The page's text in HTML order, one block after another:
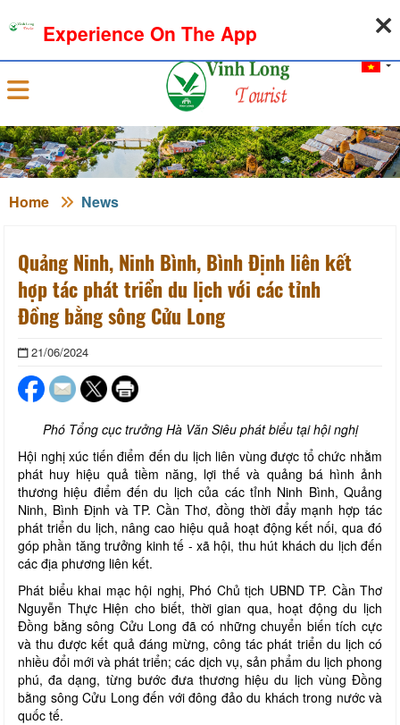
Sign in
Home News
Quảng Ninh, Ninh Bình, Bình Định liên kết
hợp tác phát triển du lịch với các tỉnh
Đồng bằng sông Cửu Long
21/06/2024
Phó Tổng cục trưởng Hà Văn Siêu phát biểu tại hội nghị
Hội nghị xúc tiến điểm đến du lịch liên vùng được tổ chức nhằm
phát huy hiệu quả tiềm năng, lợi thế và quảng bá hình ảnh
thương hiệu điểm đến du lịch của các tỉnh Ninh Bình, Quảng
Ninh, Bình Định và TP. Cần Thơ, đồng thời đẩy mạnh hợp tác
phát triển du lịch, nâng cao hiệu quả hoạt động kết nối, qua đó
góp phần tăng trưởng kinh tế - xã hội, thu hút khách du lịch đến
các địa phương liên kết.
Phát biểu khai mạc hội nghị, Phó Chủ tịch UBND TP. Cần Thơ
Nguyễn Thực Hiện cho biết, thời gian qua, hoạt động du lịch
Đồng bằng sông Cửu Long đã có những chuyển biến tích cực
và thu được kết quả đáng mừng, công tác phát triển du lịch có
nhiều đổi mới và phát triển; các dịch vụ, sản phẩm du lịch phong
phú, đa dạng, từng bước đưa thương hiệu du lịch vùng Đồng
bằng sông Cửu Long đến với đông đảo du khách trong nước và
quốc tế.
Experience On The App